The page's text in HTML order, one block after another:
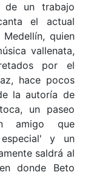
de un trabajo
el actual
quien
vallenata,
por el
hace pocos
la autoría de
un paseo
amigo que
y un
saldrá al
donde Beto